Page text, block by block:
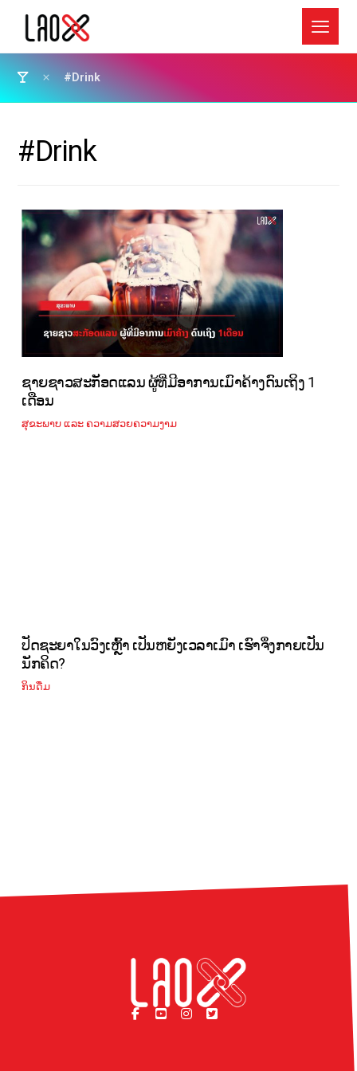
#Drink
#Drink
ຊາຍຊາວສະກັອດແລນ ຜູ້ທີ່ມີອາການເມົາຄ້າງດົນເຖິງ 1
ເດືອນ
ສຸຂະພາບ ແລະ ຄວາມສວຍຄວາມງາມ
ປັດຊະຍາໃນວົງເຫຼົ້າ ເປັນຫຍັງເວລາເມົາ ເຮົາຈຶ່ງກາຍເປັນ
ນັກຄິດ?
ກິນດື່ມ